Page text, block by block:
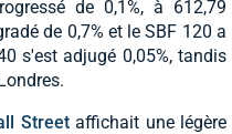
de 0,1%, à 612,79
de 0,7% et le SBF 120 a
s'est adjugé 0,05%, tandis
Streetaffichait une légère